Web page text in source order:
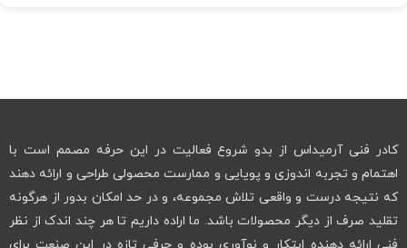
کادر فنی آرمیداس از بدو شروع فعالیت در این حرفه مصمم است با
اهتمام و تجربه اندوزی و پویایی و ممارست محصولی طراحی و ارائه دهند
که نتیجه درست و واقعی تلاش مجموعه، و در حد امکان بدور از هرگونه
تقلید صرف از دیگر محصولات باشد. ما اراده داریم تا هر چند اندک از نظر